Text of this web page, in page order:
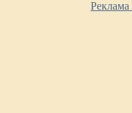
Реклама